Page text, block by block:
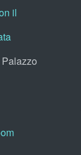
il